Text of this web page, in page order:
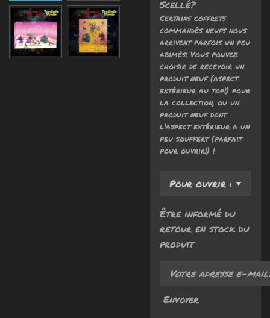
Scellé?
Certains coffrets
commandés neufs nous
arrivent parfois un peu
abimés! Vous pouvez
choisir de recevoir un
produit neuf (aspect
extérieur au top!) pour
la collection, ou un
produit neuf dont
l'aspect extérieur a un
peu souffert (parfait
pour ouvrir!) !
Être informé du
retour en stock du
produit
Envoyer